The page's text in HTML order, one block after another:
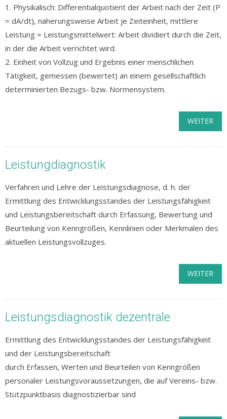
1. Physikalisch: Differentialquotient der Arbeit nach der Zeit (P
= dA/dt), näherungsweise Arbeit je Zeiteinheit, mittlere
Leistung = Leistungsmittelwert: Arbeit dividiert durch die Zeit,
in der die Arbeit verrichtet wird.
2. Einheit von Vollzug und Ergebnis einer menschlichen
Tätigkeit, gemessen (bewertet) an einem gesellschaftlich
determinierten Bezugs- bzw. Normensystem.
WEITER
Leistungdiagnostik
Verfahren und Lehre der Leistungsdiagnose, d. h. der
Ermittlung des Entwicklungsstandes der Leistungsfähigkeit
und Leistungsbereitschaft durch Erfassung, Bewertung und
Beurteilung von Kenngrößen, Kennlinien oder Merkmalen des
aktuellen Leistungsvollzuges.
WEITER
Leistungsdiagnostik dezentrale
Ermittlung des Entwicklungsstandes der Leistungsfähigkeit
und der Leistungsbereitschaft
durch Erfassen, Werten und Beurteilen von Kenngrößen
personaler Leistungsvoraussetzungen, die auf Vereins- bzw.
Stützpunktbasis diagnostizierbar sind